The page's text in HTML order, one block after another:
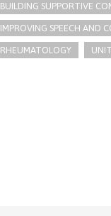
BUILDING SUPPORTIVE
IMPROVING SPEECH AND
RHEUMATOLOGY